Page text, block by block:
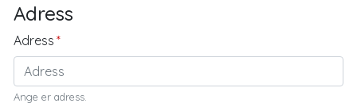
Adress
Adress
Ange er adress.